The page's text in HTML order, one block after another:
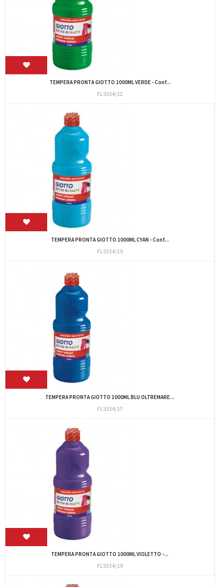
TEMPERA PRONTA GIOTTO 1000ML VERDE - Conf...
FL5334/12
TEMPERA PRONTA GIOTTO 1000ML CYAN - Conf...
FL5334/15
TEMPERA PRONTA GIOTTO 1000ML BLU OLTREMARE...
FL5334/17
TEMPERA PRONTA GIOTTO 1000ML VIOLETTO -...
FL5334/19